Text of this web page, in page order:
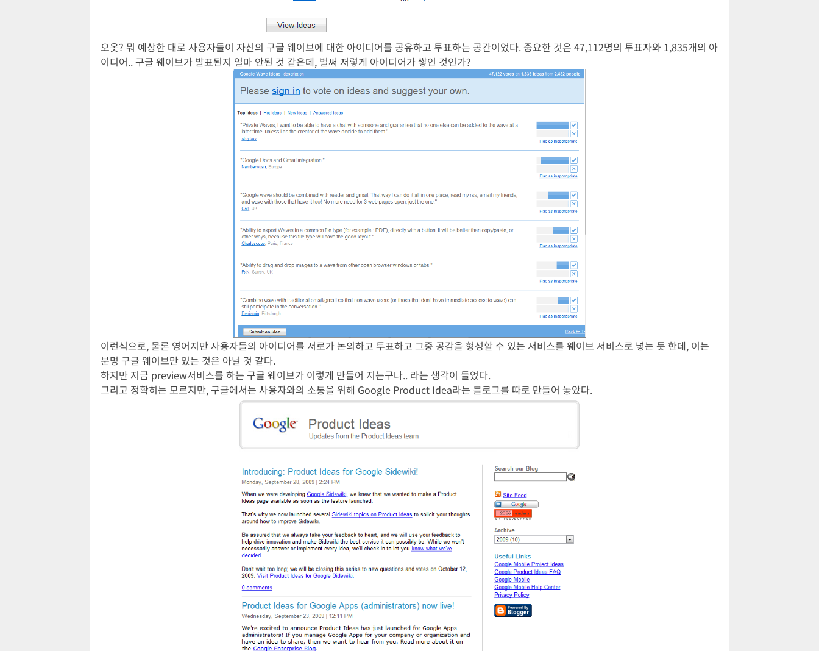
오옷? 뭐 예상한 대로 사용자들이 자신의 구글 웨이브에 대한 아이디어를 공유하고 투표하는 공간이었다. 중요한 것은 47,112명의 투표자와 1,835개의 아
이디어.. 구글 웨이브가 발표된지 얼마 안된 것 같은데, 벌써 저렇게 아이디어가 쌓인 것인가?
이런식으로, 물론 영어지만 사용자들의 아이디어를 서로가 논의하고 투표하고 그중 공감을 형성할 수 있는 서비스를 웨이브 서비스로 넣는 듯 한데, 이는
분명 구글 웨이브만 있는 것은 아닐 것 같다.
하지만 지금 preview서비스를 하는 구글 웨이브가 이렇게 만들어 지는구나.. 라는 생각이 들었다.
그리고 정확히는 모르지만, 구글에서는 사용자와의 소통을 위해 Google Product Idea라는 블로그를 따로 만들어 놓았다.